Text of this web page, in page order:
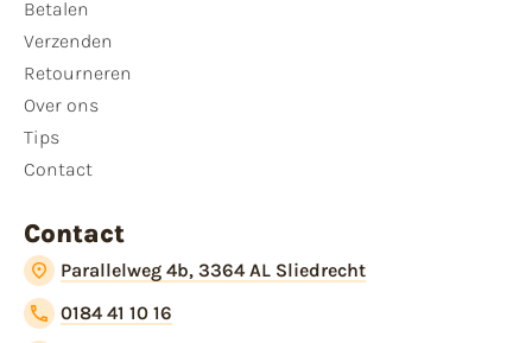
Betalen
Verzenden
Retourneren
Over ons
Tips
Contact
Contact
Parallelweg 4b, 3364 AL Sliedrecht
0184 41 10 16